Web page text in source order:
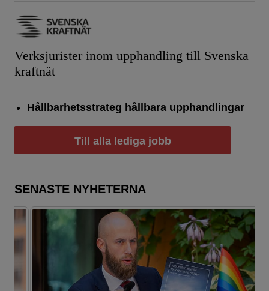
Verksjurister inom upphandling till Svenska
kraftnät
Hållbarhetsstrateg hållbara upphandlingar
Till alla lediga jobb
SENASTE NYHETERNA